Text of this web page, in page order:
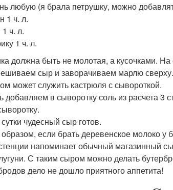
любую (я брала петрушку, можно
1 ч. л.
ч. л.
1 ч. л.
должна быть не молотая, а кусочками.
сыр и заворачиваем марлю
может служить кастрюля с сывороткой.
добавляем в сыворотку соль из расчета
чудесный сыр готов.
если брать деревенское молоко
напоминает обычный магазинный
С таким сыром можно делать
дело не дошло приятного аппетита!